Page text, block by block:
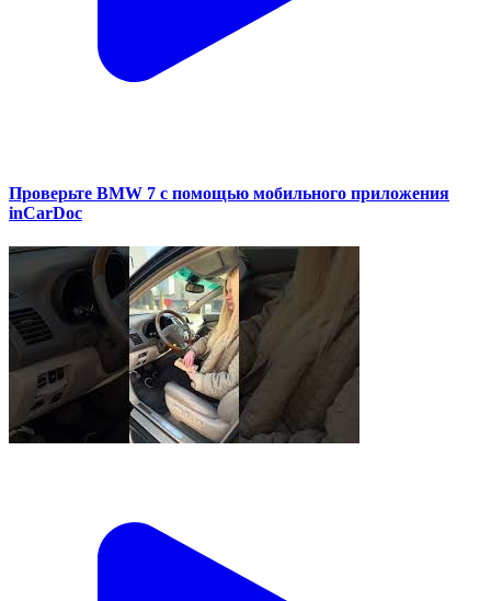
Проверьте BMW 7 с помощью мобильного приложения
inCarDoc